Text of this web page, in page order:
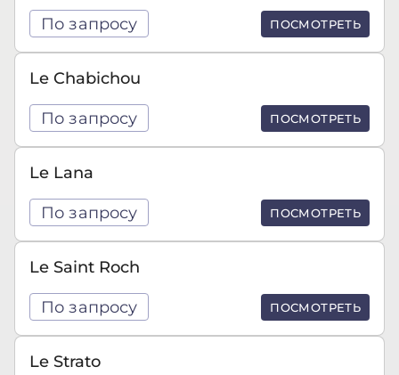
По запросу ПОСМОТРЕТЬ
Le Chabichou
По запросу ПОСМОТРЕТЬ
Le Lana
По запросу ПОСМОТРЕТЬ
Le Saint Roch
По запросу ПОСМОТРЕТЬ
Le Strato